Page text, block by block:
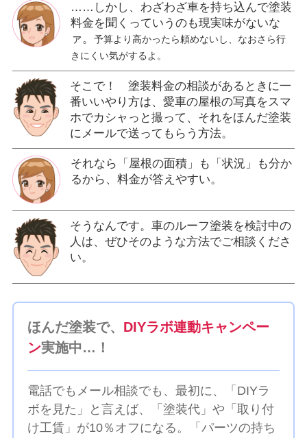
……しかし、わざわざ車を持ち込んで塗装
料金を聞くっていうのも現実味がないな
ァ。 予算より高かったら頼めないし、なおさら行
きにくい気がするよ。
そこで！ 塗装料金の相談があるときに一
番いいやり方は、愛車の屋根の写真をスマ
ホでカシャっと撮って、それをほんだ塗装
にメールで送ってもらう方法。
それなら「屋根の面積」も「状況」も分か
るから、料金が答えやすい。
そうなんです。車のルーフ塗装を検討中の
人は、ぜひそのような方法でご相談くださ
い。
ほんだ塗装で、 DIYラボ連動キャンペー
ン実施中…！
電話でもメール相談でも、最初に、「DIYラ
ボを見た」と言えば、「塗装代」や「取り付
け工賃」が10％オフになる。「パーツの持ち